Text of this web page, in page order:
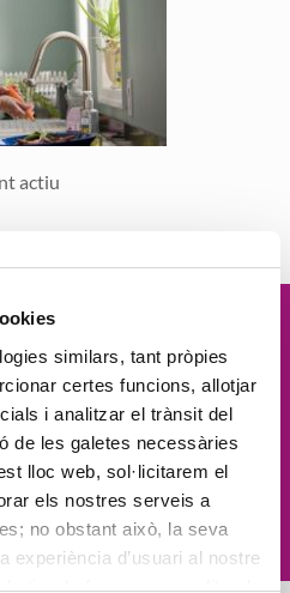
similars, tant pròpies
certes funcions, allotjar
i analitzar el trànsit del
de les galetes necessàries
lloc web, sol·licitarem el
els nostres serveis a
no obstant això, la seva
experiència d’usuari al nostre
de forma personalitzada
actiu
dignitatde les
social, la
excel·lènciai la